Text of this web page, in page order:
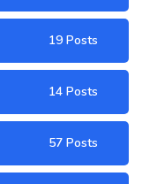
19 Posts
14 Posts
57 Posts